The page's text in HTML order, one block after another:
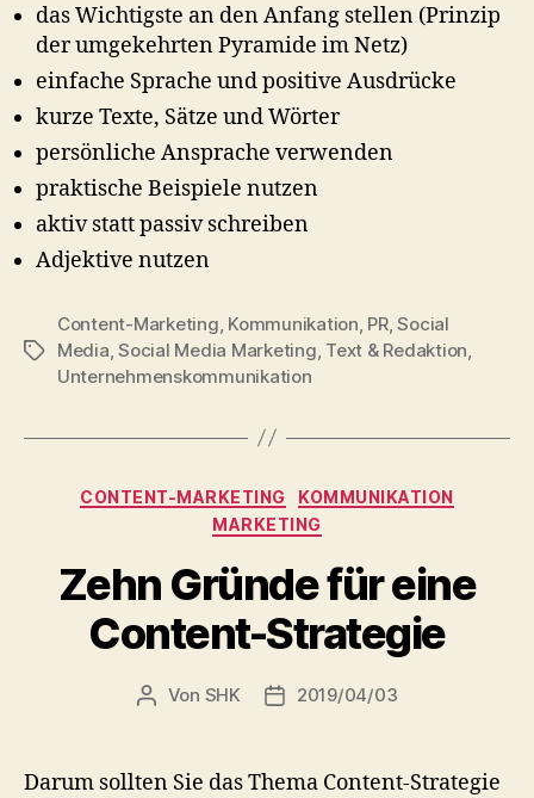
das Wichtigste an den Anfang stellen (Prinzip
der umgekehrten Pyramide im Netz)
einfache Sprache und positive Ausdrücke
kurze Texte, Sätze und Wörter
persönliche Ansprache verwenden
praktische Beispiele nutzen
aktiv statt passiv schreiben
Adjektive nutzen
Schlagwörter
Content-Marketing Kommunikation PR,Social
Media ,Social Media Marketing Text & Redaktion
Unternehmenskommunikation
Kategorien
CONTENT-MARKETING
KOMMUNIKATION
MARKETING
Zehn Gründe für eine
Content-Strategie
Beitragsautor
Von SHK Veröffentlichungsdatum
2019/04/03
Darum sollten Sie das Thema Content-Strategie